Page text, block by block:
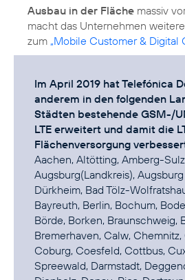
Ausbau in der Fläche massiv
macht das Unternehmen
zum „Mobile Customer & Digital
Im April 2019 hat Telefónica
anderem in den folgenden
Städten bestehende GSM-/
LTE erweitert und damit die
Flächenversorgung
Aachen, Altötting, Amberg-
Augsburg(Landkreis),
Dürkheim, Bad Tölz-
Bayreuth, Berlin, Bochum,
Börde, Borken, Braunschweig,
Bremerhaven, Calw,
Coburg, Coesfeld, Cottbus,
Spreewald, Darmstadt,